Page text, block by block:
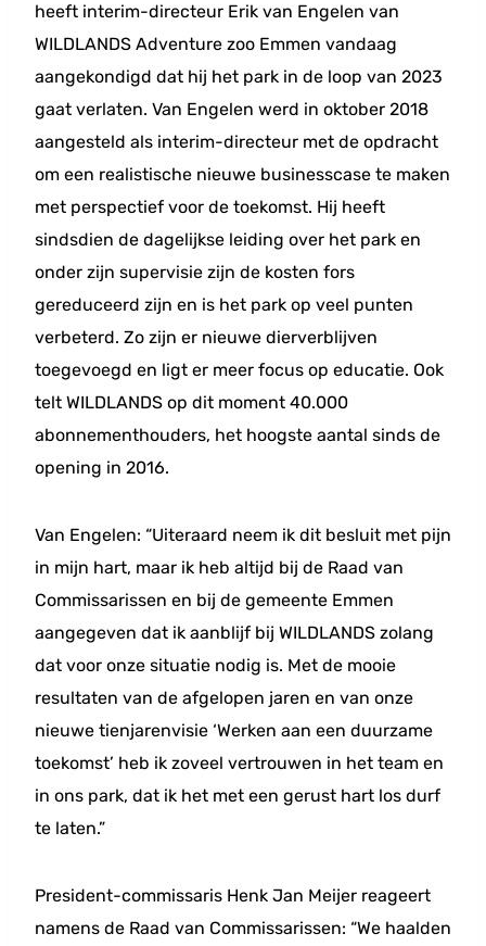
heeft interim-directeur Erik van Engelen van
WILDLANDS Adventure zoo Emmen vandaag
aangekondigd dat hij het park in de loop van 2023
gaat verlaten. Van Engelen werd in oktober 2018
aangesteld als interim-directeur met de opdracht
om een realistische nieuwe businesscase te maken
met perspectief voor de toekomst. Hij heeft
sindsdien de dagelijkse leiding over het park en
onder zijn supervisie zijn de kosten fors
gereduceerd zijn en is het park op veel punten
verbeterd. Zo zijn er nieuwe dierverblijven
toegevoegd en ligt er meer focus op educatie. Ook
telt WILDLANDS op dit moment 40.000
abonnementhouders, het hoogste aantal sinds de
opening in 2016.
Van Engelen: “Uiteraard neem ik dit besluit met pijn
in mijn hart, maar ik heb altijd bij de Raad van
Commissarissen en bij de gemeente Emmen
aangegeven dat ik aanblijf bij WILDLANDS zolang
dat voor onze situatie nodig is. Met de mooie
resultaten van de afgelopen jaren en van onze
nieuwe tienjarenvisie ‘Werken aan een duurzame
toekomst’ heb ik zoveel vertrouwen in het team en
in ons park, dat ik het met een gerust hart los durf
te laten.”
President-commissaris Henk Jan Meijer reageert
namens de Raad van Commissarissen: “We haalden